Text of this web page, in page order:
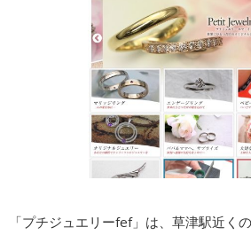
「プチジュエリーfef」は、草津駅近く